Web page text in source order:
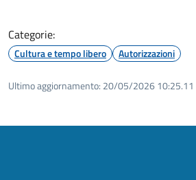
Categorie:
Cultura e tempo libero Autorizzazioni
Ultimo aggiornamento: 20/05/2026 10:25.11